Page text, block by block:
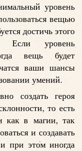
уровень
вещью
достичь этого
Если уровень
вещь будет
ваши шансы
умений.
создать героя
то есть
как в магии, так
и создавать
при этом иногда